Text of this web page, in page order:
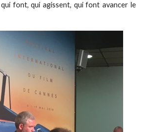
qui font, qui agissent, qui font avancer le